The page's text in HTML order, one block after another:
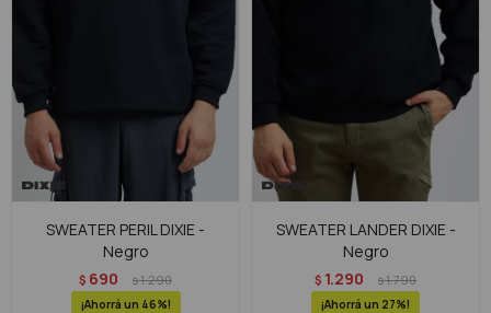
SWEATER PERIL DIXIE -
Negro
$ 690 $1.290
46
SWEATER LANDER DIXIE -
Negro
$ 1.290 $1.790
27